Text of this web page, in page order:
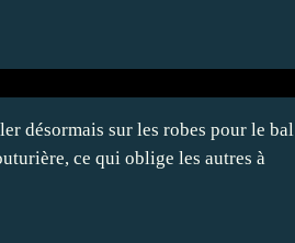
désormais sur les robes pour le bal
ce qui oblige les autres à